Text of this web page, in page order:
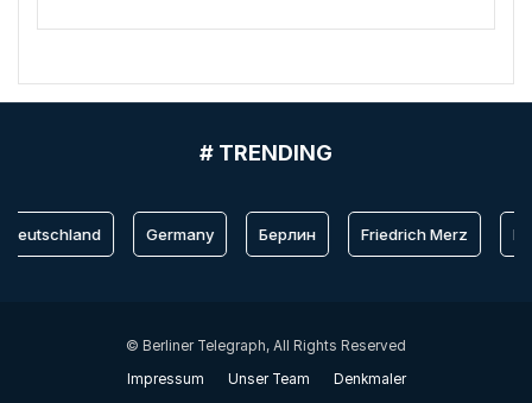
# TRENDING
Germany Берлин Friedrich Merz
© Berliner Telegraph, All Rights Reserved
Impressum
Unser Team Denkmaler